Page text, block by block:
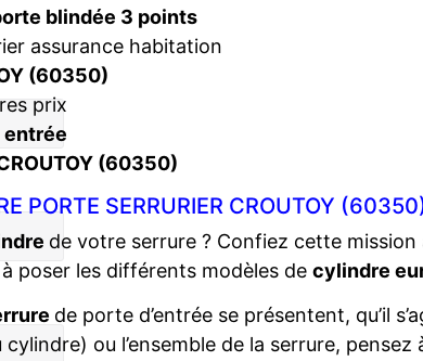
blindée 3 points
assurance habitation
(60350)
prix
entrée
(60350)
PORTE SERRURIER CROUTOY
de votre serrure ? Confiez cette mission
poser les différents modèles de cylindre
de porte d’entrée se présentent, qu’il
cylindre) ou l’ensemble de la serrure, pensez